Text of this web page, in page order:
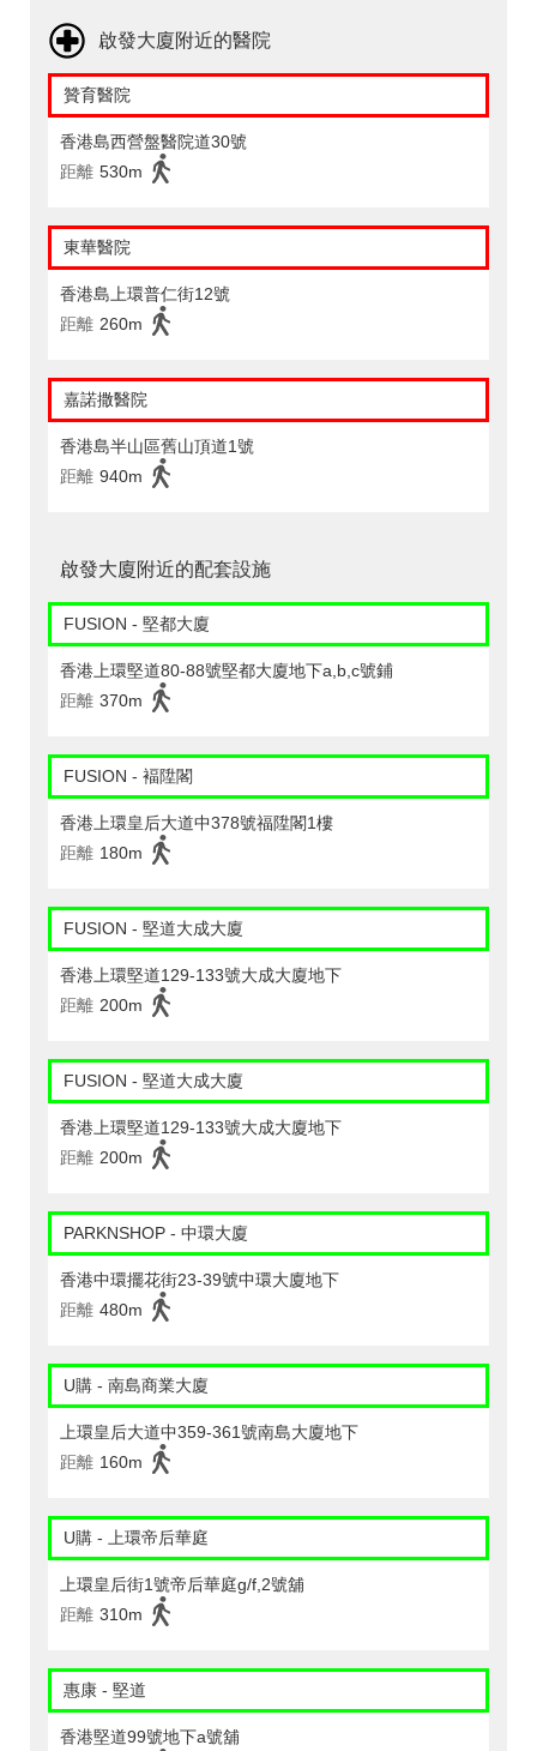
啟發大廈附近的醫院
贊育醫院
香港島西營盤醫院道30號
距離 530m
東華醫院
香港島上環普仁街12號
距離 260m
嘉諾撒醫院
香港島半山區舊山頂道1號
距離 940m
啟發大廈附近的配套設施
FUSION - 堅都大廈
香港上環堅道80-88號堅都大廈地下a,b,c號鋪
距離 370m
FUSION - 褔陞閣
香港上環皇后大道中378號福陞閣1樓
距離 180m
FUSION - 堅道大成大廈
香港上環堅道129-133號大成大廈地下
距離 200m
FUSION - 堅道大成大廈
香港上環堅道129-133號大成大廈地下
距離 200m
PARKNSHOP - 中環大廈
香港中環擺花街23-39號中環大廈地下
距離 480m
U購 - 南島商業大廈
上環皇后大道中359-361號南島大廈地下
距離 160m
U購 - 上環帝后華庭
上環皇后街1號帝后華庭g/f,2號舖
距離 310m
惠康 - 堅道
香港堅道99號地下a號舖